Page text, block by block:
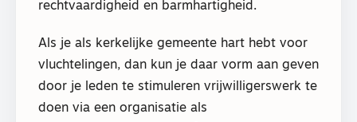
rechtvaardigheid en barmhartigheid.
Als je als kerkelijke gemeente hart hebt voor
vluchtelingen, dan kun je daar vorm aan geven
door je leden te stimuleren vrijwilligerswerk te
doen via een organisatie als